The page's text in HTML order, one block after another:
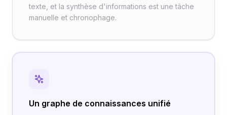
texte, et la synthèse d'informations est une tâche
manuelle et chronophage.
Un graphe de connaissances unifié